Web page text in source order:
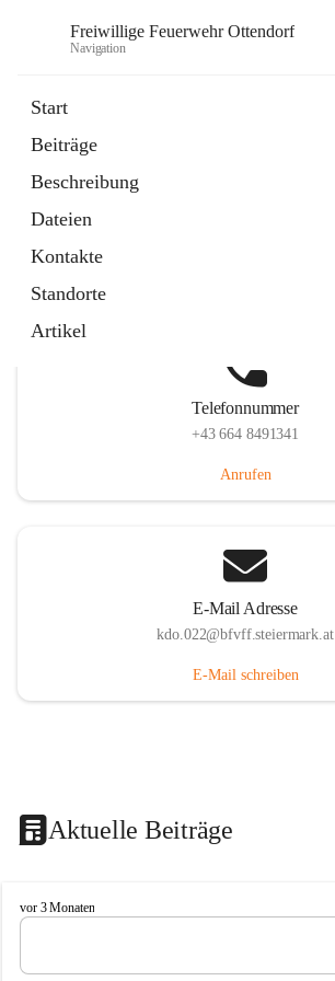
Freiwillige Feuerwehr Ottendorf
Navigation
Start
Beiträge
Beschreibung
Dateien
Kontakte
Standorte
Artikel
Telefonnummer
+43 664 8491341
Anrufen
E-Mail Adresse
kdo.022@bfvff.steiermark.at
E-Mail schreiben
Aktuelle Beiträge
F
r
i
vor 3 Monaten